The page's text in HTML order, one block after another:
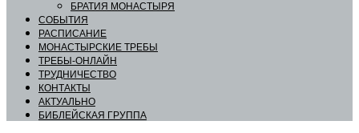
БРАТИЯ МОНАСТЫРЯ
СОБЫТИЯ
РАСПИСАНИЕ
МОНАСТЫРСКИЕ ТРЕБЫ
ТРЕБЫ-ОНЛАЙН
ТРУДНИЧЕСТВО
КОНТАКТЫ
АКТУАЛЬНО
БИБЛЕЙСКАЯ ГРУППА